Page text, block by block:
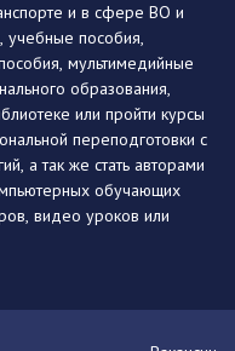
и в сфере ВО и
пособия,
мультимедийные
образования,
или пройти курсы
переподготовки с
а так же стать авторами
обучающих
видео уроков или